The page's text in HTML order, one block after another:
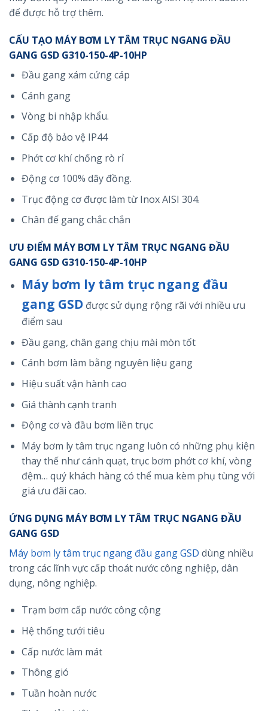
để được hỗ trợ thêm.
CẤU TẠO MÁY BƠM LY TÂM TRỤC NGANG ĐẦU
GANG GSD G310-150-4P-10HP
Đầu gang xám cứng cáp
Cánh gang
Vòng bi nhập khẩu.
Cấp độ bảo vệ IP44
Phớt cơ khí chống rò rỉ
Động cơ 100% dây đồng.
Trục động cơ được làm từ Inox AISI 304.
Chân đế gang chắc chắn
ƯU ĐIỂM MÁY BƠM LY TÂM TRỤC NGANG ĐẦU
GANG GSD G310-150-4P-10HP
Máy bơm ly tâm trục ngang đầu
gang GSDđược sử dụng rộng rãi với nhiều ưu
điểm sau
Đầu gang, chân gang chịu mài mòn tốt
Cánh bơm làm bằng nguyên liệu gang
Hiệu suất vận hành cao
Giá thành cạnh tranh
Động cơ và đầu bơm liền trục
Máy bơm ly tâm trục ngang luôn có những phụ kiện
thay thế như cánh quạt, trục bơm phớt cơ khí, vòng
đệm… quý khách hàng có thể mua kèm phụ tùng với
giá ưu đãi cao.
ỨNG DỤNG MÁY BƠM LY TÂM TRỤC NGANG ĐẦU
GANG GSD
Máy bơm ly tâm trục ngang đầu gang GSD dùng nhiều
trong các lĩnh vực cấp thoát nước công nghiệp, dân
dụng, nông nghiệp.
Trạm bơm cấp nước công cộng
Hệ thống tưới tiêu
Cấp nước làm mát
Thông gió
Tuần hoàn nước